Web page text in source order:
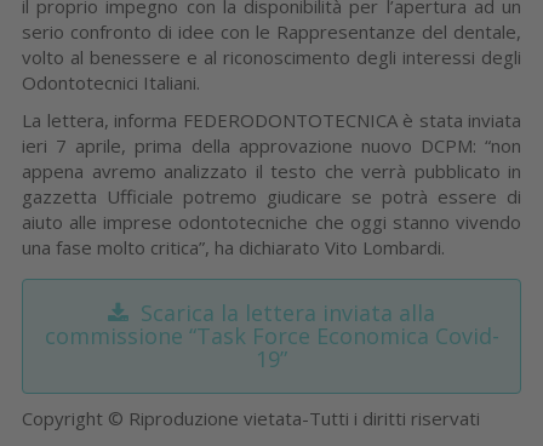
il proprio impegno con la disponibilità per l’apertura ad un
serio confronto di idee con le Rappresentanze del dentale,
volto al benessere e al riconoscimento degli interessi degli
Odontotecnici Italiani.
La lettera, informa FEDERODONTOTECNICA è stata inviata
ieri 7 aprile, prima della approvazione nuovo DCPM: “non
appena avremo analizzato il testo che verrà pubblicato in
gazzetta Ufficiale potremo giudicare se potrà essere di
aiuto alle imprese odontotecniche che oggi stanno vivendo
una fase molto critica”, ha dichiarato Vito Lombardi.
Scarica la lettera inviata alla
commissione “Task Force Economica Covid-
19”
Copyright © Riproduzione vietata-Tutti i diritti riservati